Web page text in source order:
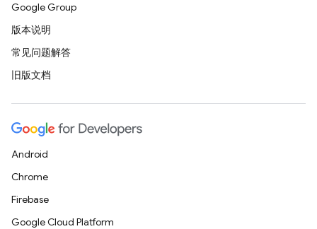
Google Group
版本说明
常见问题解答
旧版文档
Android
Chrome
Firebase
Google Cloud Platform